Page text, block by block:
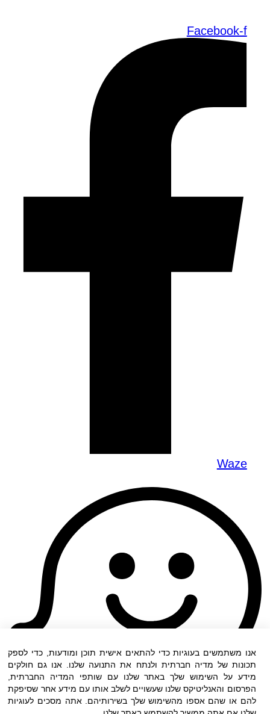
Facebook-f
Waze
אנו משתמשים בעוגיות כדי להתאים אישית תוכן ומודעות, כדי לספק
תכונות של מדיה חברתית ולנתח את התנועה שלנו. אנו גם חולקים
מידע על השימוש שלך באתר שלנו עם שותפי המדיה החברתית,
הפרסום והאנליטיקס שלנו שעשויים לשלב אותו עם מידע אחר שסיפקת
להם או שהם אספו מהשימוש שלך בשירותיהם. אתה מסכים לעוגיות